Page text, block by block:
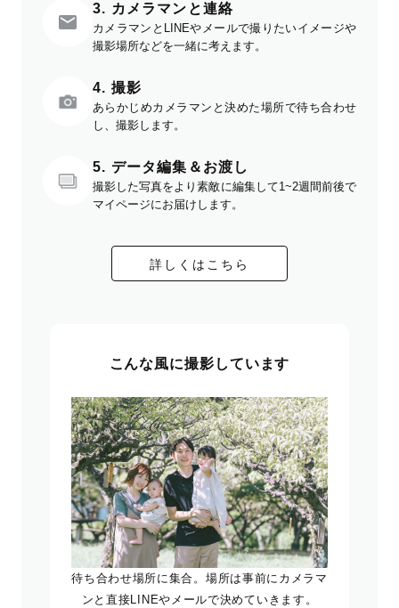
3. カメラマンと連絡
カメラマンとLINEやメールで撮りたいイメージや
撮影場所などを一緒に考えます。
4. 撮影
あらかじめカメラマンと決めた場所で待ち合わせ
し、撮影します。
5. データ編集＆お渡し
撮影した写真をより素敵に編集して1~2週間前後で
マイページにお届けします。
詳しくはこちら
こんな風に撮影しています
待ち合わせ場所に集合。場所は事前にカメラマ
ンと直接LINEやメールで決めていきます。